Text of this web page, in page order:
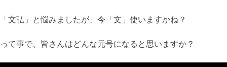
「文弘」と悩みましたが、今「文」使いますかね？
って事で、皆さんはどんな元号になると思いますか？